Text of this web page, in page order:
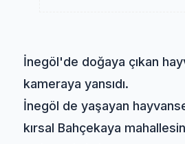
İnegöl'de doğaya çıkan
kameraya yansıdı.
İnegöl de yaşayan
kırsal Bahçekaya